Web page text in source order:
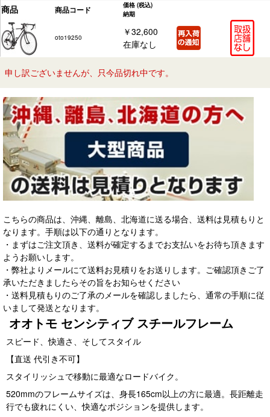
商品
商品コード 価格 (税込)
納期
oto19250
￥32,600
在庫なし
申し訳ございませんが、只今品切れ中です。
こちらの商品は、沖縄、離島、北海道に送る場合、送料は見積もりと
なります。手順は以下の通りとなります。
・まずはご注文頂き、送料が確定するまでお支払いをお待ち頂きます
ようお願いします。
・弊社よりメールにて送料お見積りをお送りします。ご確認頂きご了
承いただきましたらその旨をお知らせください
・送料見積もりのご了承のメールを確認しましたら、通常の手順に従
いまして発送となります。
オオトモ センシティブ スチールフレーム
スピード、快適さ、そしてスタイル
【直送 代引き不可】
スタイリッシュで移動に最適なロードバイク。
520mmのフレームサイズは、身長165cm以上の方に最適。長距離走
行でも疲れにくい、快適なポジションを提供します。